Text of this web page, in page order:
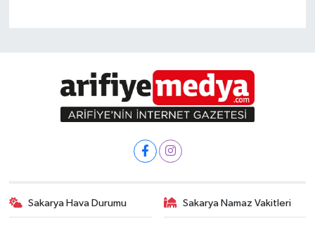
Sakarya Hava Durumu Sakarya Namaz Vakitleri